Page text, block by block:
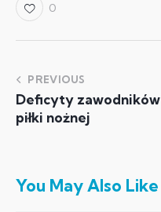
0
PREVIOUS
Deficyty zawodników
piłki nożnej
You May Also Like